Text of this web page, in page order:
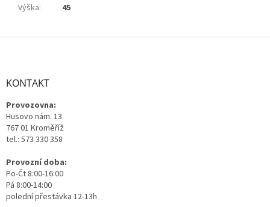
Výška: 45
Z
KONTAKT
Provozovna:
Husovo nám. 13
767 01 Kroměříž
tel.: 573 330 358
Provozní doba:
Po-Čt 8:00-16:00
Pá 8:00-14:00
polední přestávka 12-13h